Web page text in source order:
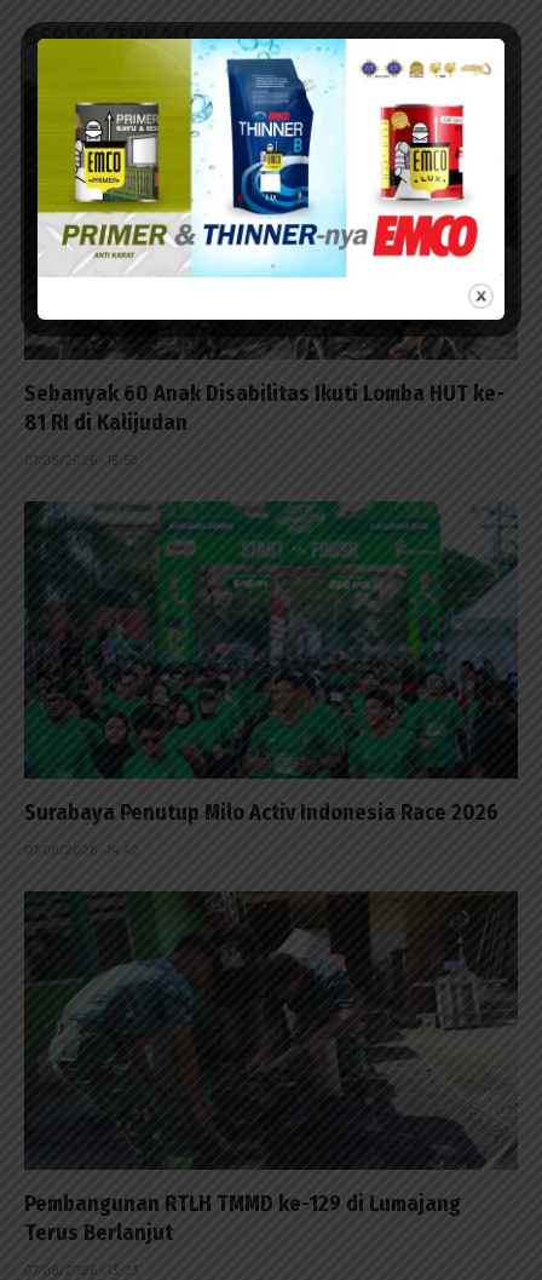
BERITA TERKAIT
Sebanyak 60 Anak Disabilitas Ikuti Lomba HUT ke-
81 RI di Kalijudan
07/08/2026 - 15:53
Surabaya Penutup Milo Activ Indonesia Race 2026
07/08/2026 - 14:42
Pembangunan RTLH TMMD ke-129 di Lumajang
Terus Berlanjut
07/08/2026 - 13:23